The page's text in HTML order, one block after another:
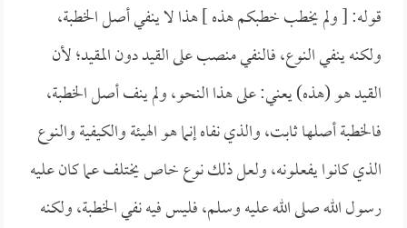
قوله: [ ولم يخطب خطبكم هذه ] هذا لا ينفي أصل الخطبة،
ولكنه ينفي النوع، فالنفي منصب على القيد دون المقيد؛ لأن
القيد هو (هذه) يعني: على هذا النحو، ولم ينف أصل الخطبة،
فالخطبة أصلها ثابت، والذي نفاه إنما هو الهيئة والكيفية والنوع
الذي كانوا يفعلونه، ولعل ذلك نوع خاص يختلف عما كان عليه
رسول الله صلى الله عليه وسلم، فليس فيه نفي الخطبة، ولكنه